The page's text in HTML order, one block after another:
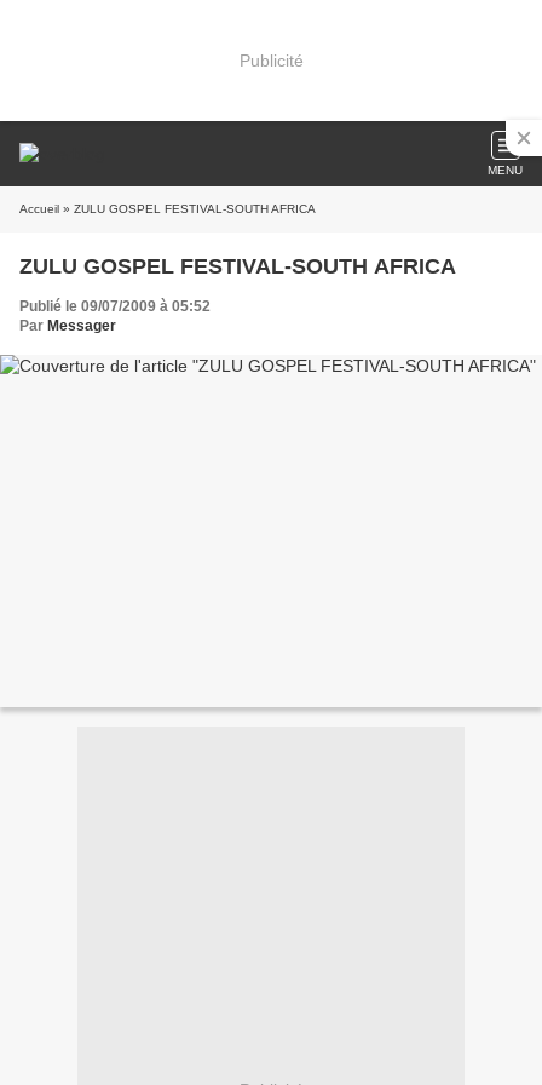
Publicité
MENU
Accueil » ZULU GOSPEL FESTIVAL-SOUTH AFRICA
ZULU GOSPEL FESTIVAL-SOUTH AFRICA
Publié le 09/07/2009 à 05:52
Par Messager